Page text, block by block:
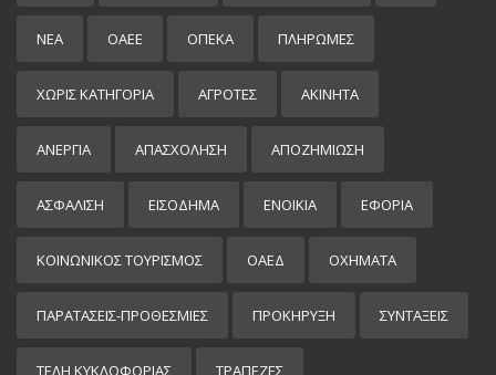
ΝΕΑ ΟΑΕΕ ΟΠΕΚΑ ΠΛΗΡΩΜΕΣ
ΧΩΡΊΣ ΚΑΤΗΓΟΡΊΑ ΑΓΡΟΤΕΣ ΑΚΙΝΗΤΑ
ΑΝΕΡΓΙΑ ΑΠΑΣΧΟΛΗΣΗ ΑΠΟΖΗΜΙΩΣΗ
ΑΣΦΑΛΙΣΗ ΕΙΣΌΔΗΜΑ ΕΝΟΙΚΙΑ ΕΦΟΡΙΑ
ΚΟΙΝΩΝΙΚΟΣ ΤΟΥΡΙΣΜΟΣ ΟΑΕΔ ΟΧΗΜΑΤΑ
ΠΑΡΑΤΑΣΕΙΣ-ΠΡΟΘΕΣΜΙΕΣ ΠΡΟΚΉΡΥΞΗ ΣΥΝΤΑΞΕΙΣ
ΤΕΛΗ ΚΥΚΛΟΦΟΡΙΑΣ ΤΡΑΠΕΖΕΣ